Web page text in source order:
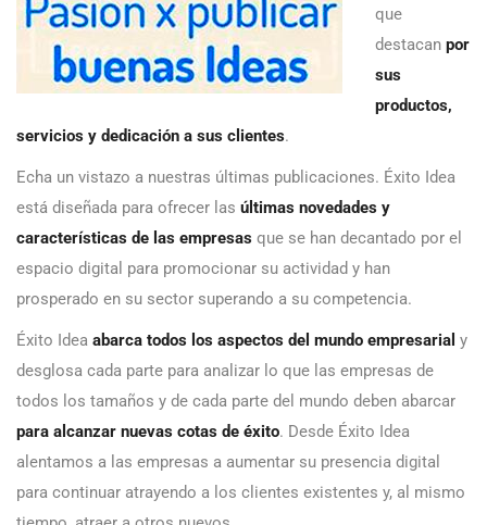
que
destacan por
sus
productos,
servicios y dedicación a sus clientes.
Echa un vistazo a nuestras últimas publicaciones. Éxito Idea
está diseñada para ofrecer las últimas novedades y
características de las empresas que se han decantado por el
espacio digital para promocionar su actividad y han
prosperado en su sector superando a su competencia.
Éxito Idea abarca todos los aspectos del mundo empresarial y
desglosa cada parte para analizar lo que las empresas de
todos los tamaños y de cada parte del mundo deben abarcar
para alcanzar nuevas cotas de éxito. Desde Éxito Idea
alentamos a las empresas a aumentar su presencia digital
para continuar atrayendo a los clientes existentes y, al mismo